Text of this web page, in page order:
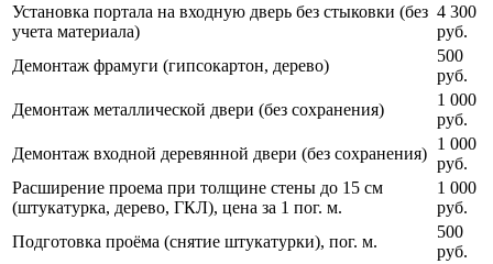
Установка портала на входную дверь без стыковки (без
учета материала)
4 300
руб.
Демонтаж фрамуги (гипсокартон, дерево)
500
руб.
Демонтаж металлической двери (без сохранения)
1 000
руб.
Демонтаж входной деревянной двери (без сохранения)
1 000
руб.
Расширение проема при толщине стены до 15 см
(штукатурка, дерево, ГКЛ), цена за 1 пог. м.
1 000
руб.
Подготовка проёма (снятие штукатурки), пог. м.
500
руб.